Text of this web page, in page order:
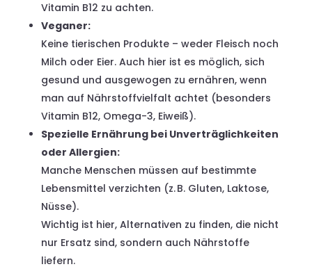
Vitamin B12 zu achten.
Veganer:
Keine tierischen Produkte – weder Fleisch noch
Milch oder Eier. Auch hier ist es möglich, sich
gesund und ausgewogen zu ernähren, wenn
man auf Nährstoffvielfalt achtet (besonders
Vitamin B12, Omega-3, Eiweiß).
Spezielle Ernährung bei Unverträglichkeiten
oder Allergien:
Manche Menschen müssen auf bestimmte
Lebensmittel verzichten (z. B. Gluten, Laktose,
Nüsse).
Wichtig ist hier, Alternativen zu finden, die nicht
nur Ersatz sind, sondern auch Nährstoffe
liefern.